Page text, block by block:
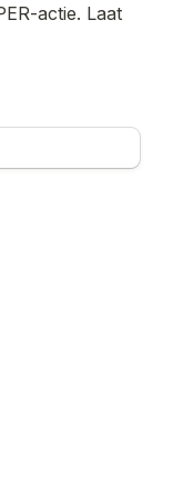
actie. Laat